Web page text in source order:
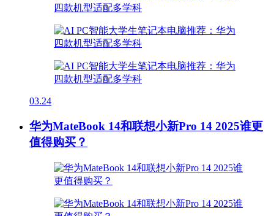
03.24
华为MateBook 14和联想小新Pro 14 2025谁更
值得购买？